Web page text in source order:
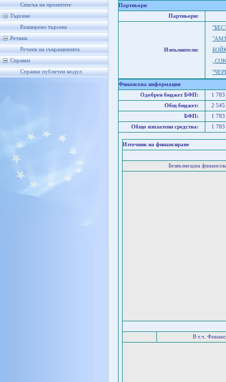
Списък на проектите
Търсене
Разширено търсене
Речник
Речник на съкращенията
Справки
Справки публичен модул
Партньори
Партньори:
Изпълнители:
Финансова информация
Одобрен бюджет БФП:
1
Общ бюджет:
2 545
БФП:
1
Общо изплатени средства:
1
Източник на финансиране
Безвъзмездна
В т.ч.